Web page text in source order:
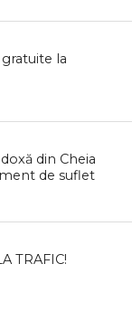
la
din Cheia
de suflet
TRAFIC!